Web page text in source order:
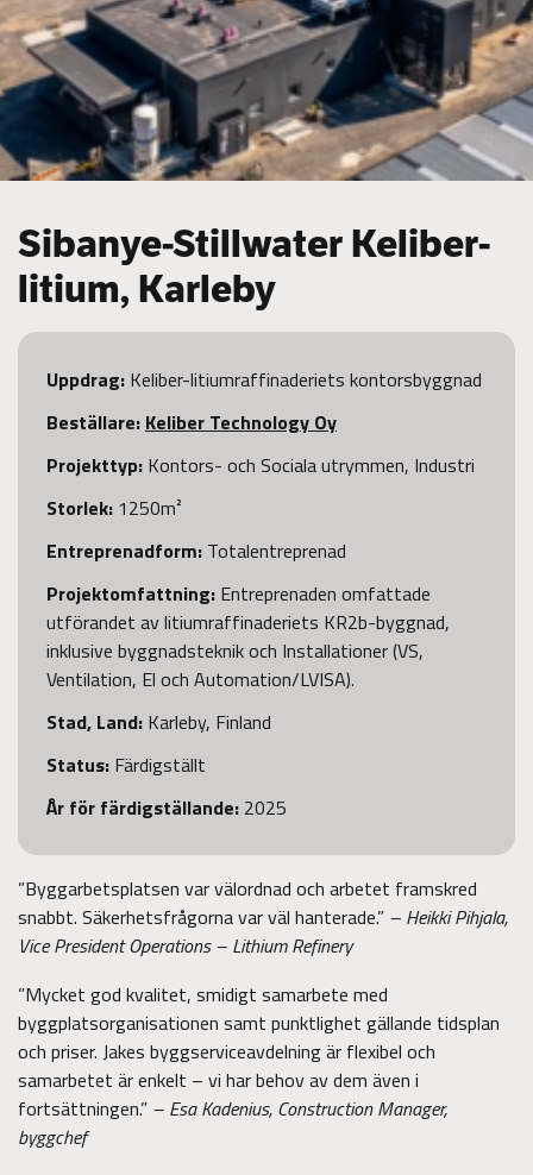
Sibanye-Stillwater Keliber-
litium, Karleby
Uppdrag: Keliber-litiumraffinaderiets kontorsbyggnad
Beställare: Keliber Technology Oy
Projekttyp: Kontors- och Sociala utrymmen, Industri
Storlek: 1250m²
Entreprenadform: Totalentreprenad
Projektomfattning: Entreprenaden omfattade
utförandet av litiumraffinaderiets KR2b-byggnad,
inklusive byggnadsteknik och Installationer (VS,
Ventilation, El och Automation/LVISA).
Stad, Land: Karleby, Finland
Status: Färdigställt
År för färdigställande: 2025
”Byggarbetsplatsen var välordnad och arbetet framskred
snabbt. Säkerhetsfrågorna var väl hanterade.” – Heikki Pihjala,
Vice President Operations – Lithium Refinery
”Mycket god kvalitet, smidigt samarbete med
byggplatsorganisationen samt punktlighet gällande tidsplan
och priser. Jakes byggserviceavdelning är flexibel och
samarbetet är enkelt – vi har behov av dem även i
fortsättningen.” – Esa Kadenius, Construction Manager,
byggchef